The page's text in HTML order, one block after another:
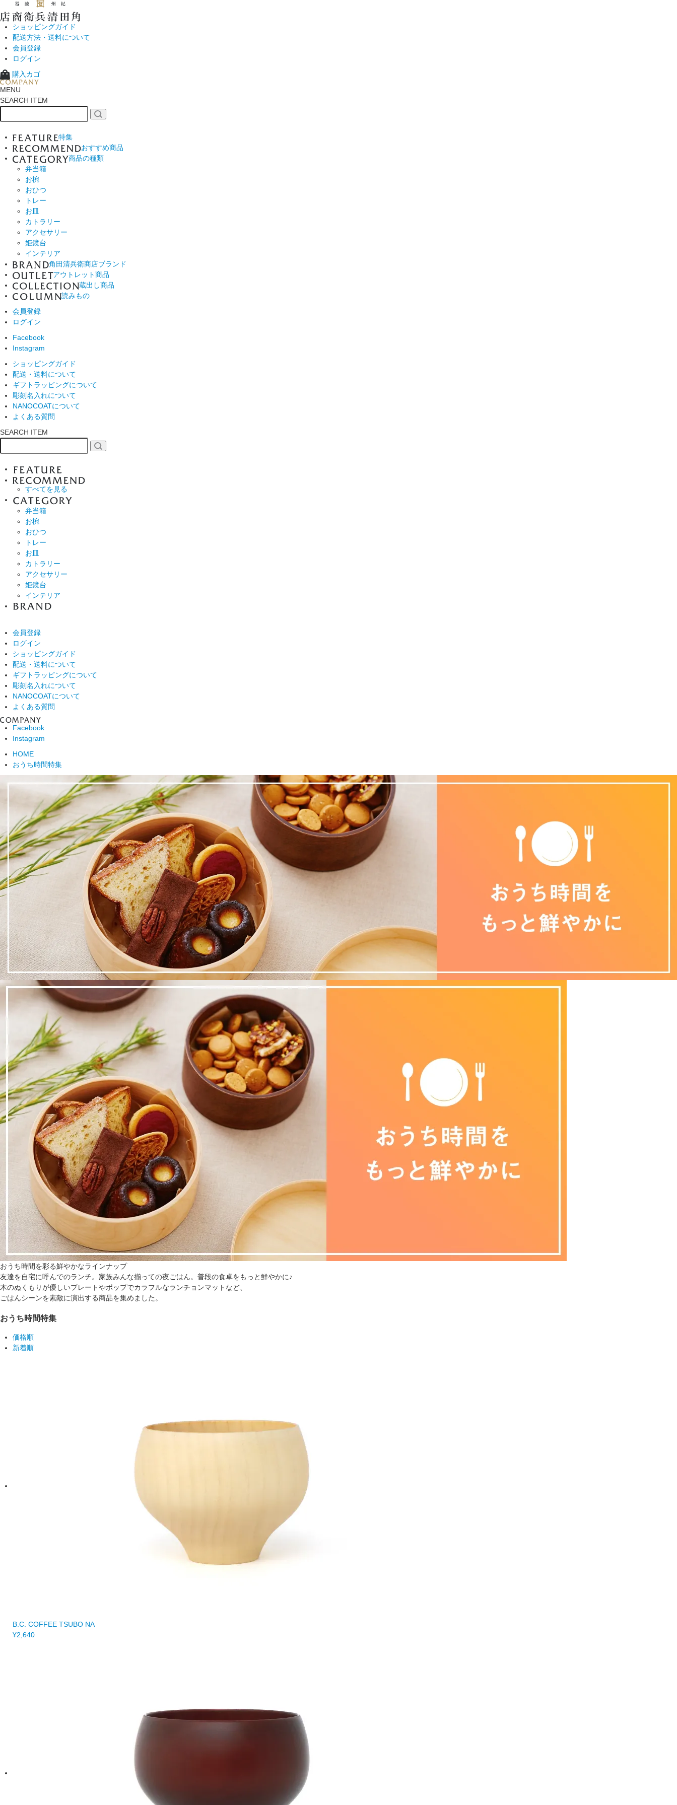
ショッピングガイド
配送方法・送料について
会員登録
ログイン
購入カゴ
MENU
SEARCH ITEM
特集
おすすめ商品
商品の種類
弁当箱
お椀
おひつ
トレー
お皿
カトラリー
アクセサリー
姫鏡台
インテリア
角田清兵衛商店ブランド
アウトレット商品
蔵出し商品
読みもの
会員登録
ログイン
Facebook
Instagram
ショッピングガイド
配送・送料について
ギフトラッピングについて
彫刻名入れについて
NANOCOATについて
よくある質問
SEARCH ITEM
すべてを見る
弁当箱
お椀
おひつ
トレー
お皿
カトラリー
アクセサリー
姫鏡台
インテリア
会員登録
ログイン
ショッピングガイド
配送・送料について
ギフトラッピングについて
彫刻名入れについて
NANOCOATについて
よくある質問
Facebook
Instagram
HOME
おうち時間特集
おうち時間を彩る鮮やかなラインナップ
友達を自宅に呼んでのランチ。家族みんな揃っての夜ごはん。普段の食卓をもっと鮮やかに♪
木のぬくもりが優しいプレートやポップでカラフルなランチョンマットなど、
ごはんシーンを素敵に演出する商品を集めました。
おうち時間特集
価格順
新着順
B.C. COFFEE TSUBO NA
¥2,640